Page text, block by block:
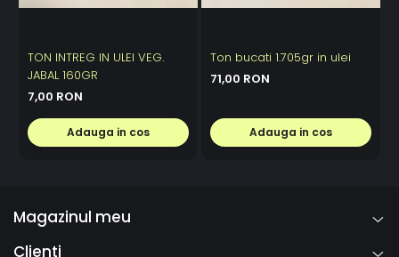
TON INTREG IN ULEI VEG.
JABAL 160GR
7,00 RON
Adauga in cos
Ton bucati 1.705gr in ulei
71,00 RON
Adauga in cos
Magazinul meu
Clienti